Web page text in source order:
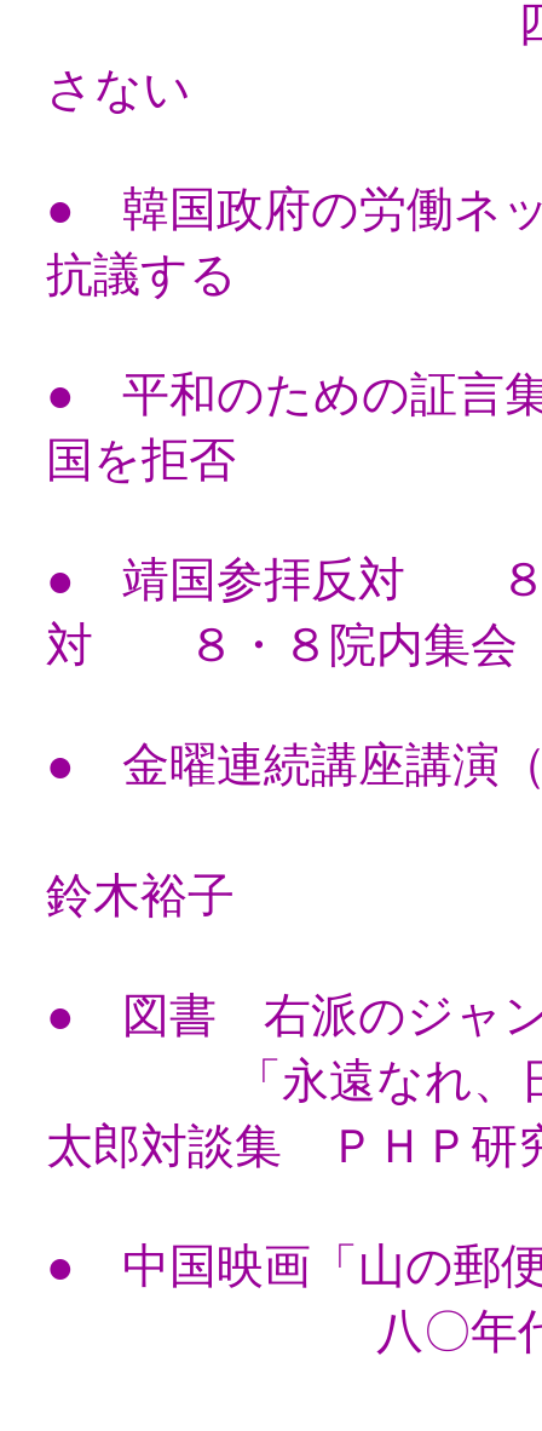
四党合意に
さない
● 韓国政府の労働ネ
抗議する
● 平和のための証言
国を拒否
● 靖国参拝反対 ８
対 ８・８院内集会
● 金曜連続講座講演
鈴木裕子
● 図書 右派のジャ
「永遠なれ、日本
太郎対談集 ＰＨＰ研
● 中国映画「山の郵
八〇年代中国